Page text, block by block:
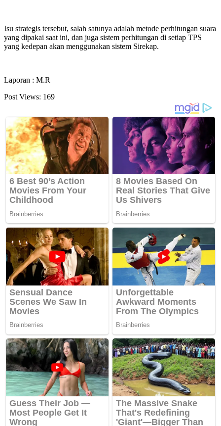
Isu strategis tersebut, salah satunya adalah metode perhitungan suara
yang dipakai saat ini, dan juga sistem perhitungan di setiap TPS
yang kedepan akan menggunakan sistem Sirekap.
Laporan : M.R
Post Views: 169